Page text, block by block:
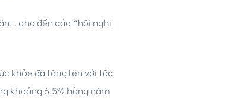
cho đến các “hội nghị
khỏe đã tăng lên với tốc
khoảng 6,5% hàng năm